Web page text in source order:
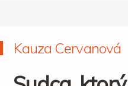
Kauza Cervanová